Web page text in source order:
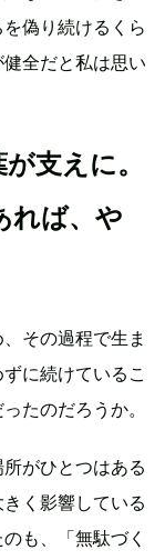
偽り続けるくら
全だと私は思い
支えに。
れば、や
その過程で生ま
に続けているこ
たのだろうか。
がひとつはある
く影響している
も、「無駄づく